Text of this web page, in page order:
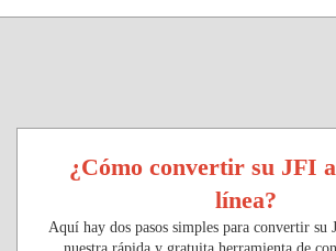
¿Cómo convertir su JFI
línea?
Aquí hay dos pasos simples para convertir su